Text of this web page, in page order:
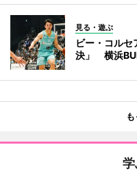
見る・遊ぶ
ビー・コルセ
決」 横浜